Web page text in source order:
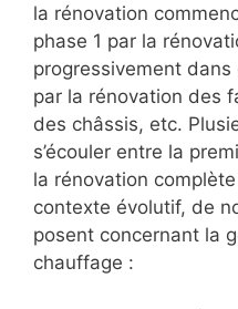
la rénovation
phase 1 par la
progressivement
par la rénovation des
des châssis, etc.
s’écouler entre la
la rénovation
contexte évolutif, de
posent concernant la
chauffage :